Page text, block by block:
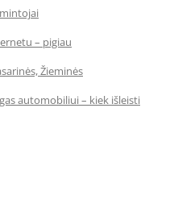
– pigiau
Žieminės
automobiliui – kiek išleisti